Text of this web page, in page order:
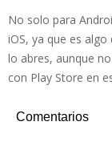
No solo para
iOS, ya que es
lo abres, aunque
con Play Store en
Comentarios